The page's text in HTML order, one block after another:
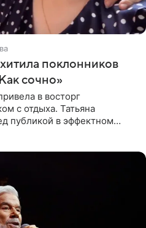
поклонников
сочно»
в восторг
с отдыха. Татьяна
публикой в эффектном